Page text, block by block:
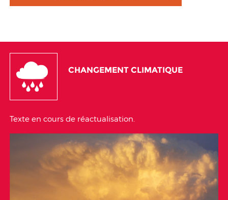
CHANGEMENT CLIMATIQUE
Texte en cours de réactualisation.